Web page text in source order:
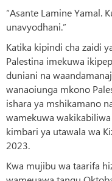
“Asante Lamine Yamal.
unavyodhani.”
Katika kipindi cha zaidi
Palestina imekuwa
duniani na
wanaoiunga mkono
ishara ya mshikamano
wamekuwa
kimbari ya utawala wa
2023.
Kwa mujibu wa taarifa